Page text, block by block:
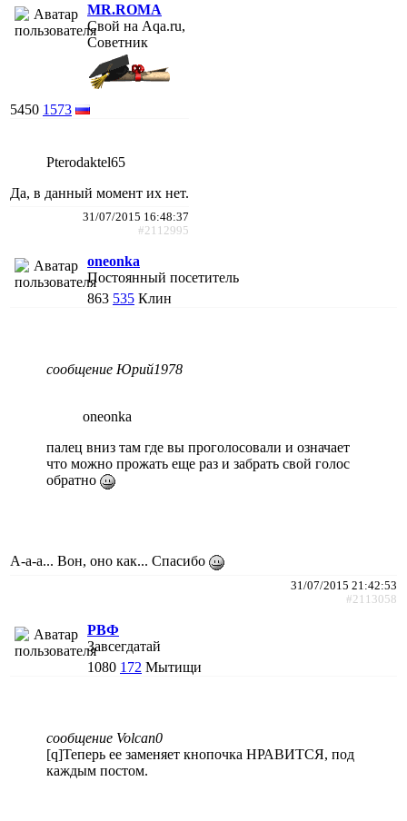
MR.ROMA
Свой на Aqa.ru,
Советник
5450 1573
Pterodaktel65
Да, в данный момент их нет.
31/07/2015 16:48:37
#2112995
oneonka
Постоянный посетитель
863 535 Клин
сообщение Юрий1978
oneonka
палец вниз там где вы проголосовали и означает
что можно прожать еще раз и забрать свой голос
обратно
А-а-а... Вон, оно как... Спасибо
31/07/2015 21:42:53
#2113058
РВФ
Завсегдатай
1080 172 Мытищи
сообщение Volcan0
[q]Теперь ее заменяет кнопочка НРАВИТСЯ, под
каждым постом.